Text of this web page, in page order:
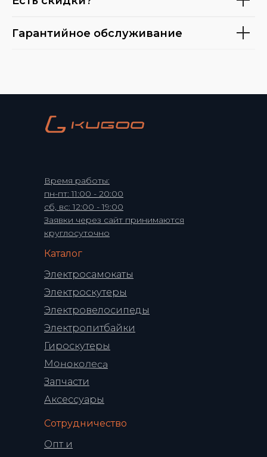
Гарантийное обслуживание
Электровелосипеды
Электропитбайки
Сотрудничество
Каталог
Электросамокаты
Электроскутеры
Гироскутеры
Запчасти
Аксессуары
Опт и
Время работы:
пн-пт: 11:00 - 20:00
сб, вс: 12:00 - 19:00
Заявки через сайт принимаются
круглосуточно
Моноколеса